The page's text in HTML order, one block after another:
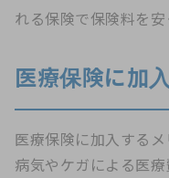
れる保険で保険料を安
医療保険に加
医療保険に加入するメ
病気やケガによる医